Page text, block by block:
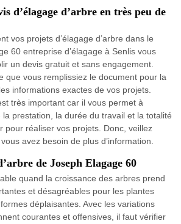
d’élagage d’arbre en très peu de
vos projets d’élagage d’arbre dans le
60 entreprise d’élagage à Senlis vous
un devis gratuit et sans engagement.
que vous remplissiez le document pour la
informations exactes de vos projets.
très important car il vous permet à
prestation, la durée du travail et la totalité
pour réaliser vos projets. Donc, veillez
avez besoin de plus d’information.
de Joseph Elagage 60
quand la croissance des arbres prend
et désagréables pour les plantes
déplaisantes. Avec les variations
courantes et offensives, il faut vérifier